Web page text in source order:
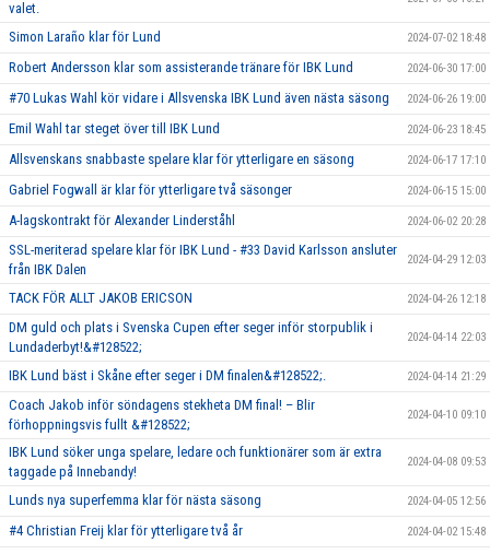
valet.
Simon Laraño klar för Lund 2024-07-02 18:48
Robert Andersson klar som assisterande tränare för IBK Lund 2024-06-30 17:00
#70 Lukas Wahl kör vidare i Allsvenska IBK Lund även nästa säsong 2024-06-26 19:00
Emil Wahl tar steget över till IBK Lund 2024-06-23 18:45
Allsvenskans snabbaste spelare klar för ytterligare en säsong 2024-06-17 17:10
Gabriel Fogwall är klar för ytterligare två säsonger 2024-06-15 15:00
A-lagskontrakt för Alexander Linderståhl 2024-06-02 20:28
SSL-meriterad spelare klar för IBK Lund - #33 David Karlsson ansluter
från IBK Dalen
2024-04-29 12:03
TACK FÖR ALLT JAKOB ERICSON 2024-04-26 12:18
DM guld och plats i Svenska Cupen efter seger inför storpublik i
Lundaderbyt!&#128522;
2024-04-14 22:03
IBK Lund bäst i Skåne efter seger i DM finalen&#128522;. 2024-04-14 21:29
Coach Jakob inför söndagens stekheta DM final! – Blir
förhoppningsvis fullt &#128522;
2024-04-10 09:10
IBK Lund söker unga spelare, ledare och funktionärer som är extra
taggade på Innebandy!
2024-04-08 09:53
Lunds nya superfemma klar för nästa säsong 2024-04-05 12:56
#4 Christian Freij klar för ytterligare två år 2024-04-02 15:48